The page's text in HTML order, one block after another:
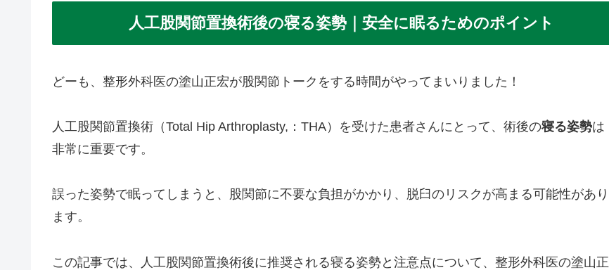
人工股関節置換術後の寝る姿勢｜安全に眠るためのポイント
どーも、整形外科医の塗山正宏が股関節トークをする時間がやってまいりました！
人工股関節置換術（Total Hip Arthroplasty,：THA）を受けた患者さんにとって、術後の寝る姿勢は
非常に重要です。
誤った姿勢で眠ってしまうと、股関節に不要な負担がかかり、脱臼のリスクが高まる可能性があり
ます。
この記事では、人工股関節置換術後に推奨される寝る姿勢と注意点について、整形外科医の塗山正